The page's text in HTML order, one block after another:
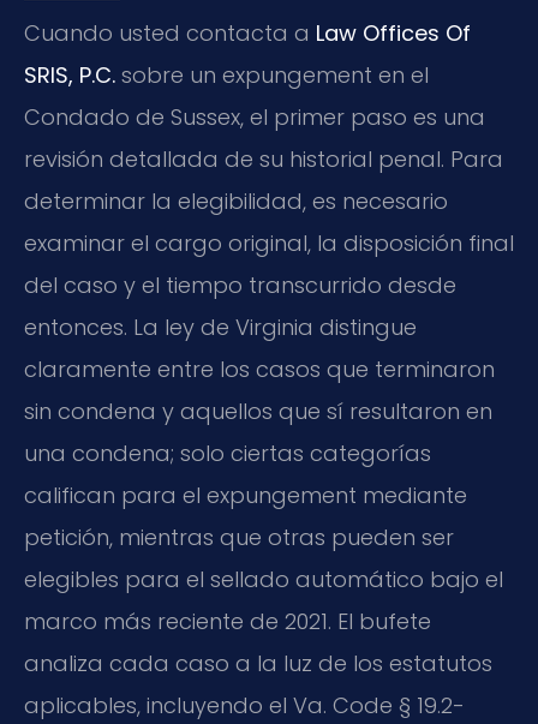
Cuando usted contacta a Law Offices Of
SRIS, P.C. sobre un expungement en el
Condado de Sussex, el primer paso es una
revisión detallada de su historial penal. Para
determinar la elegibilidad, es necesario
examinar el cargo original, la disposición final
del caso y el tiempo transcurrido desde
entonces. La ley de Virginia distingue
claramente entre los casos que terminaron
sin condena y aquellos que sí resultaron en
una condena; solo ciertas categorías
califican para el expungement mediante
petición, mientras que otras pueden ser
elegibles para el sellado automático bajo el
marco más reciente de 2021. El bufete
analiza cada caso a la luz de los estatutos
aplicables, incluyendo el Va. Code § 19.2-